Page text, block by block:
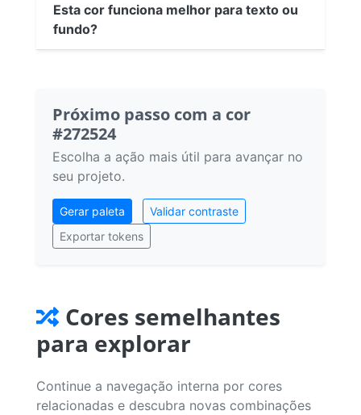
Esta cor funciona melhor para texto ou
fundo?
Próximo passo com a cor
#272524
Escolha a ação mais útil para avançar no
seu projeto.
Gerar paleta
Validar contraste
Exportar tokens
Cores semelhantes
para explorar
Continue a navegação interna por cores
relacionadas e descubra novas combinações